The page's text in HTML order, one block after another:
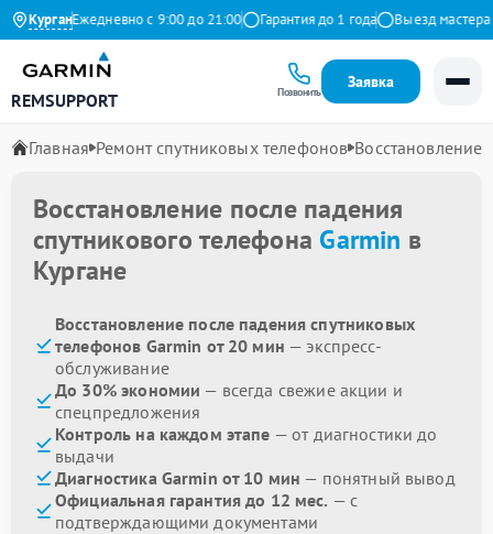
КурганЕжедневно с 9:00 до 21:00 Гарантия до 1 года Выезд мастера
REMSUPPORT Позвонить
Заявка
Главная Ремонт спутниковых телефонов Восстановление
Восстановление после падения
спутникового телефона Garmin в
Кургане
Восстановление после падения спутниковых
телефонов Garmin от 20 мин — экспресс-
обслуживание
До 30% экономии — всегда свежие акции и
спецпредложения
Контроль на каждом этапе — от диагностики до
выдачи
Диагностика Garmin от 10 мин — понятный вывод
Официальная гарантия до 12 мес. — с
подтверждающими документами